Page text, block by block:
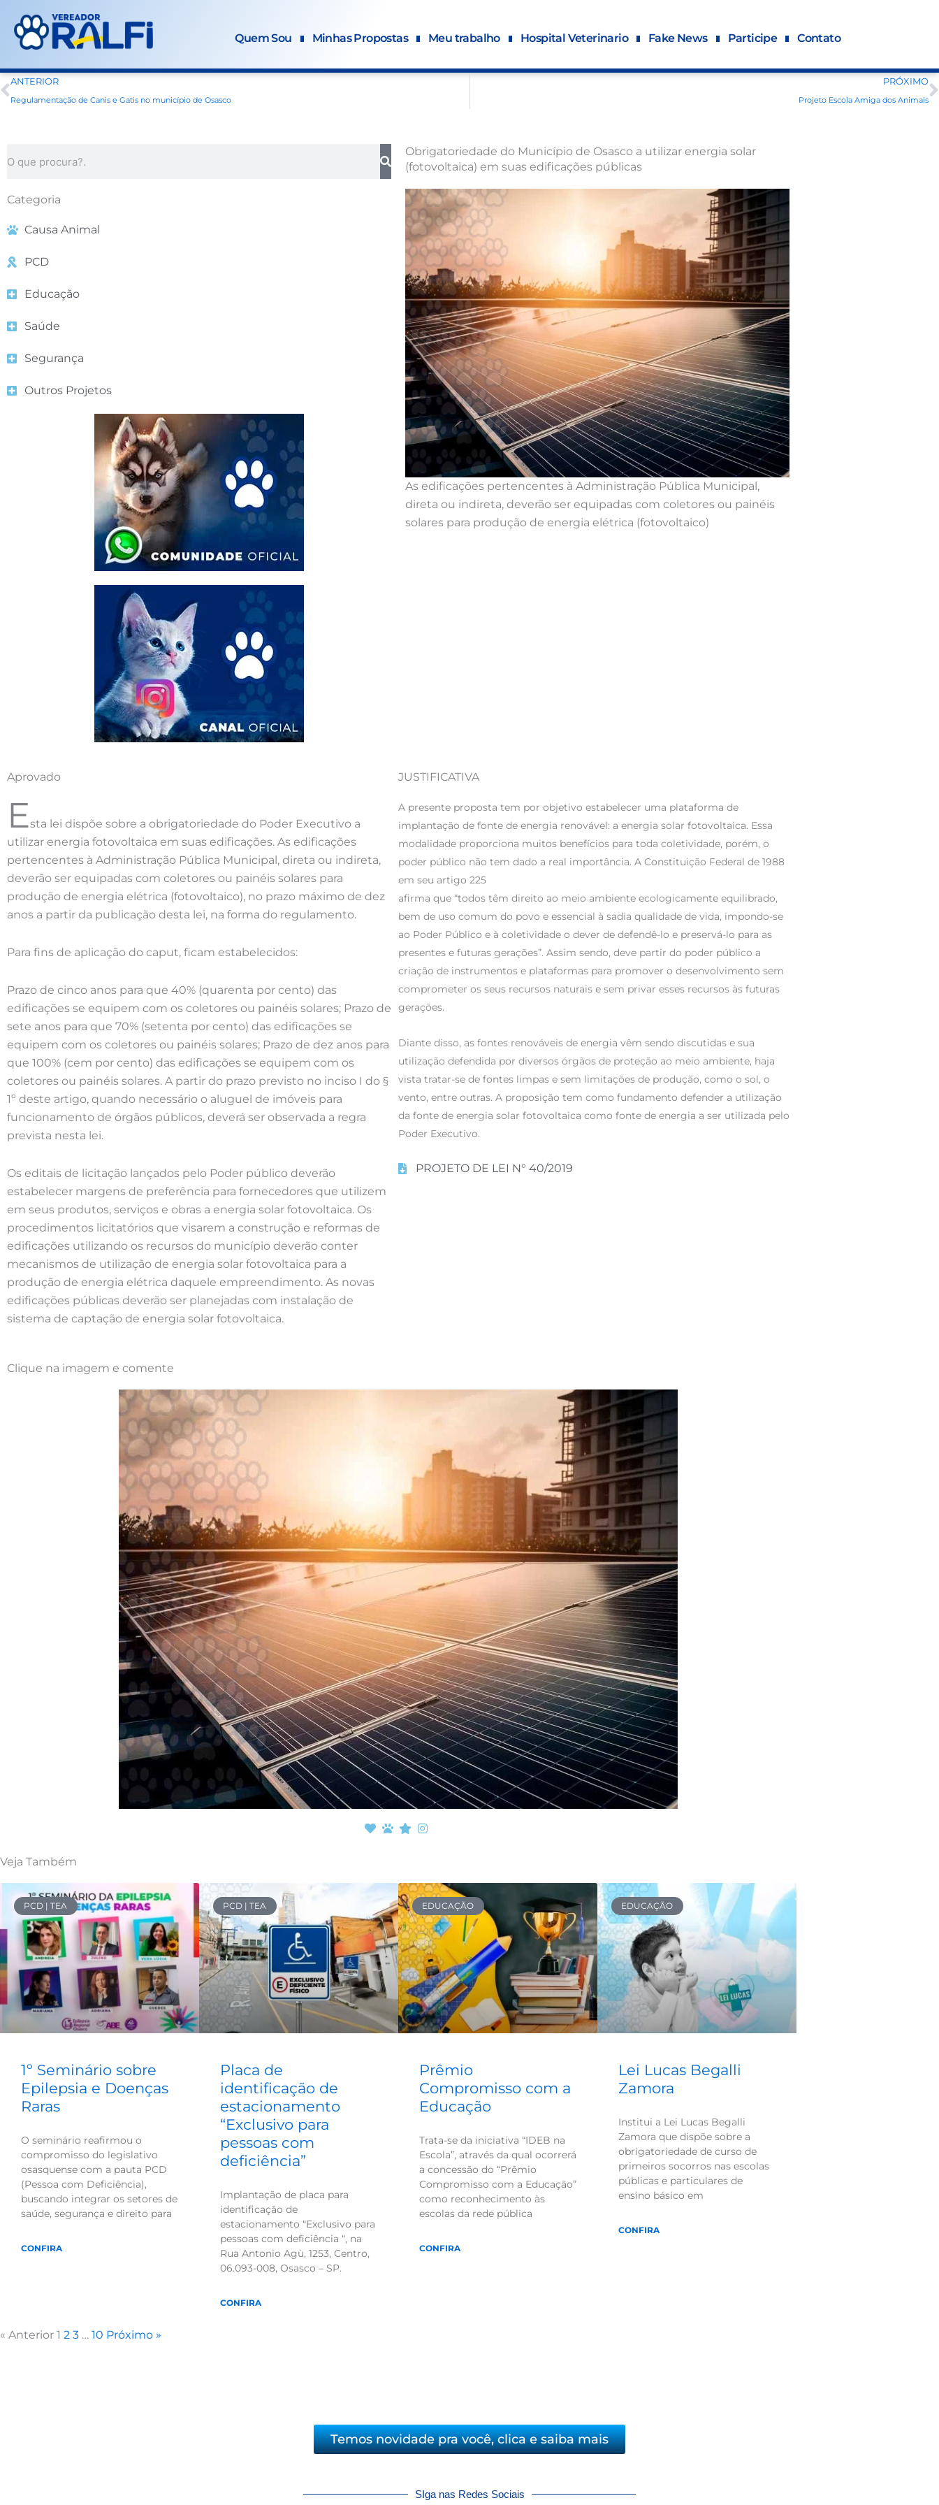
para
Quem Sou Minhas Propostas Meu trabalho Hospital Veterinario Fake News Participe Contato
Prev
ANTERIOR
Regulamentação de Canis e Gatis no município de Osasco
PRÓXIMO
Projeto Escola Amiga dos Animais
Categoria
Causa Animal
PCD
Educação
Saúde
Segurança
Outros Projetos
Obrigatoriedade do Município de Osasco a utilizar energia solar
(fotovoltaica) em suas edificações públicas
As edificações pertencentes à Administração Pública Municipal,
direta ou indireta, deverão ser equipadas com coletores ou painéis
solares para produção de energia elétrica (fotovoltaico)
Aprovado
Esta lei dispõe sobre a obrigatoriedade do Poder Executivo a
utilizar energia fotovoltaica em suas edificações. As edificações
pertencentes à Administração Pública Municipal, direta ou indireta,
deverão ser equipadas com coletores ou painéis solares para
produção de energia elétrica (fotovoltaico), no prazo máximo de dez
anos a partir da publicação desta lei, na forma do regulamento.
Para fins de aplicação do caput, ficam estabelecidos:
Prazo de cinco anos para que 40% (quarenta por cento) das
edificações se equipem com os coletores ou painéis solares; Prazo de
sete anos para que 70% (setenta por cento) das edificações se
equipem com os coletores ou painéis solares; Prazo de dez anos para
que 100% (cem por cento) das edificações se equipem com os
coletores ou painéis solares. A partir do prazo previsto no inciso I do §
1º deste artigo, quando necessário o aluguel de imóveis para
funcionamento de órgãos públicos, deverá ser observada a regra
prevista nesta lei.
Os editais de licitação lançados pelo Poder público deverão
estabelecer margens de preferência para fornecedores que utilizem
em seus produtos, serviços e obras a energia solar fotovoltaica. Os
procedimentos licitatórios que visarem a construção e reformas de
edificações utilizando os recursos do município deverão conter
mecanismos de utilização de energia solar fotovoltaica para a
produção de energia elétrica daquele empreendimento. As novas
edificações públicas deverão ser planejadas com instalação de
sistema de captação de energia solar fotovoltaica.
JUSTIFICATIVA
A presente proposta tem por objetivo estabelecer uma plataforma de
implantação de fonte de energia renovável: a energia solar fotovoltaica. Essa
modalidade proporciona muitos benefícios para toda coletividade, porém, o
poder público não tem dado a real importância. A Constituição Federal de 1988
em seu artigo 225
afirma que “todos têm direito ao meio ambiente ecologicamente equilibrado,
bem de uso comum do povo e essencial à sadia qualidade de vida, impondo-se
ao Poder Público e à coletividade o dever de defendê-lo e preservá-lo para as
presentes e futuras gerações”. Assim sendo, deve partir do poder público a
criação de instrumentos e plataformas para promover o desenvolvimento sem
comprometer os seus recursos naturais e sem privar esses recursos às futuras
gerações.
Diante disso, as fontes renováveis de energia vêm sendo discutidas e sua
utilização defendida por diversos órgãos de proteção ao meio ambiente, haja
vista tratar-se de fontes limpas e sem limitações de produção, como o sol, o
vento, entre outras. A proposição tem como fundamento defender a utilização
da fonte de energia solar fotovoltaica como fonte de energia a ser utilizada pelo
Poder Executivo.
PROJETO DE LEI N° 40/2019
Clique na imagem e comente
Veja Também
PCD | TEA
1º Seminário sobre
Epilepsia e Doenças
Raras
O seminário reafirmou o
compromisso do legislativo
osasquense com a pauta PCD
(Pessoa com Deficiência),
buscando integrar os setores de
saúde, segurança e direito para
CONFIRA
PCD | TEA
Placa de
identificação de
estacionamento
“Exclusivo para
pessoas com
deficiência”
Implantação de placa para
identificação de
estacionamento “Exclusivo para
pessoas com deficiência “, na
Rua Antonio Agù, 1253, Centro,
06.093-008, Osasco – SP.
CONFIRA
EDUCAÇÃO
Prêmio
Compromisso com a
Educação
Trata-se da iniciativa “IDEB na
Escola”, através da qual ocorrerá
a concessão do “Prêmio
Compromisso com a Educação”
como reconhecimento às
escolas da rede pública
CONFIRA
EDUCAÇÃO
Lei Lucas Begalli
Zamora
Institui a Lei Lucas Begalli
Zamora que dispõe sobre a
obrigatoriedade de curso de
primeiros socorros nas escolas
públicas e particulares de
ensino básico em
CONFIRA
« Anterior
Page
1
Page
2
Page
3 …
Page
10 Próximo »
Temos novidade pra você, clica e saiba mais
SIga nas Redes Sociais